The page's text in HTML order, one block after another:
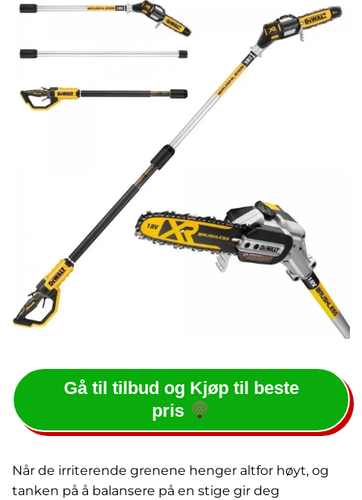
Gå til tilbud og Kjøp til beste
pris
Når de irriterende grenene henger altfor høyt, og
tanken på å balansere på en stige gir deg